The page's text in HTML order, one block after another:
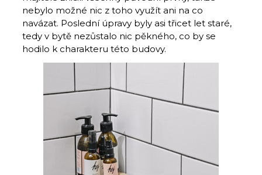
nebylo možné nic z toho využít ani na co
navázat. Poslední úpravy byly asi třicet let staré,
tedy v bytě nezůstalo nic pěkného, co by se
hodilo k charakteru této budovy.